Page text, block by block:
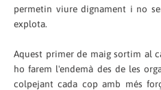
permetin viure dignament i no
explota.
Aquest primer de maig sortim al
ho farem l'endemà des de les
colpejant cada cop amb més